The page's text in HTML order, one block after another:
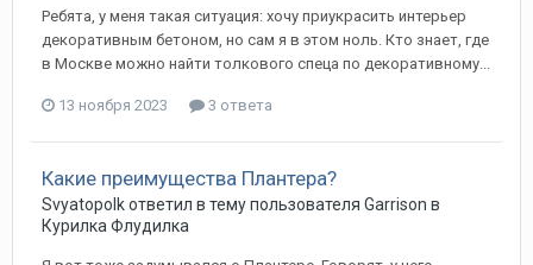
Ребята, у меня такая ситуация: хочу приукрасить интерьер
декоративным бетоном, но сам я в этом ноль. Кто знает, где
в Москве можно найти толкового спеца по декоративному...
13 ноября 2023 3 ответа
Какие преимущества Плантера?
Svyatopolkответил в тему пользователя Garrison в
Курилка Флудилка